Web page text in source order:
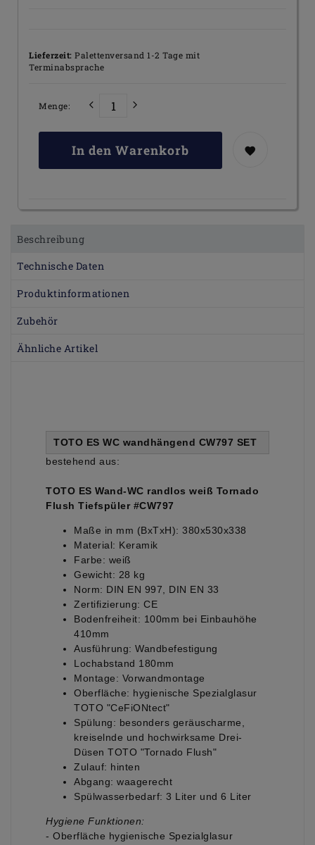
Lieferzeit: Palettenversand 1-2 Tage mit
Terminabsprache
Menge:
In den Warenkorb
Beschreibung
Technische Daten
Produktinformationen
Zubehör
Ähnliche Artikel
TOTO ES WC wandhängend CW797 SET
bestehend aus:
TOTO ES Wand-WC randlos weiß Tornado
Flush Tiefspüler #CW797
Maße in mm (BxTxH): 380x530x338
Material: Keramik
Farbe: weiß
Gewicht: 28 kg
Norm: DIN EN 997, DIN EN 33
Zertifizierung: CE
Bodenfreiheit: 100mm bei Einbauhöhe
410mm
Ausführung: Wandbefestigung
Lochabstand 180mm
Montage: Vorwandmontage
Oberfläche: hygienische Spezialglasur
TOTO "CeFiONtect"
Spülung: besonders geräuscharme,
kreiselnde und hochwirksame Drei-
Düsen TOTO "Tornado Flush"
Zulauf: hinten
Abgang: waagerecht
Spülwasserbedarf: 3 Liter und 6 Liter
Hygiene Funktionen:
- Oberfläche hygienische Spezialglasur